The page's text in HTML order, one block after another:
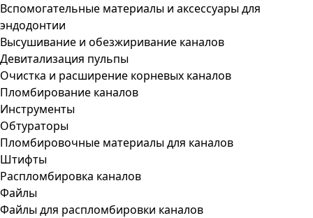
Вспомогательные материалы и аксессуары для
эндодонтии
Высушивание и обезжиривание каналов
Девитализация пульпы
Очистка и расширение корневых каналов
Пломбирование каналов
Инструменты
Обтураторы
Пломбировочные материалы для каналов
Штифты
Распломбировка каналов
Файлы
Файлы для распломбировки каналов